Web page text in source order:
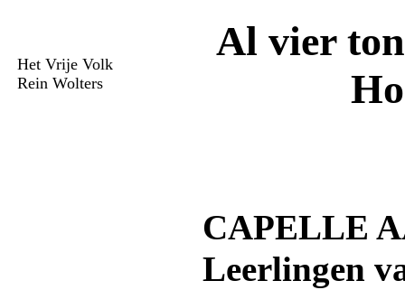
Het Vrije Volk
Rein Wolters
Al vier
CAPELLE
Leerlingen